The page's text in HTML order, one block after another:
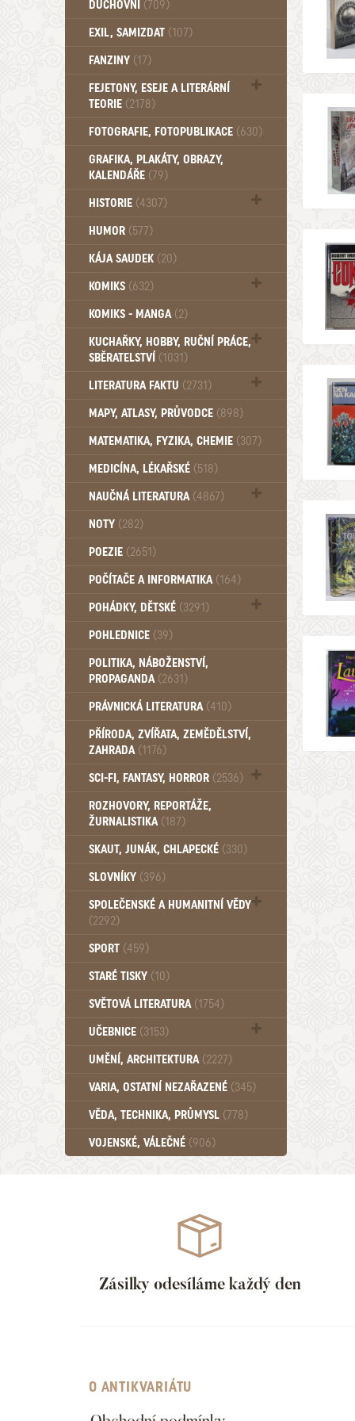
DUCHOVNÍ (709)
Okultismus (110)
EXIL, SAMIZDAT (107)
FANZINY (17)
FEJETONY, ESEJE A LITERÁRNÍ
TEORIE (2178)
Citáty, aforismy, snáře, přísloví,
FOTOGRAFIE, FOTOPUBLIKACE (630)
GRAFIKA, PLAKÁTY, OBRAZY,
KALENDÁŘE (79)
HISTORIE (4307)
Mytologie, Mýty, Báje, Pověsti (203)
HUMOR (577)
KÁJA SAUDEK (20)
KOMIKS (632)
Komiks - Čtyřlístek (234)
KOMIKS - MANGA (2)
KUCHAŘKY, HOBBY, RUČNÍ PRÁCE,
SBĚRATELSTVÍ (1031)
Dům a byt (102)
LITERATURA FAKTU (2731)
Katalogy (503)
MAPY, ATLASY, PRŮVODCE (898)
MATEMATIKA, FYZIKA, CHEMIE (307)
MEDICÍNA, LÉKAŘSKÉ (518)
NAUČNÁ LITERATURA (4867)
Zdraví a zdraví životní styl (510)
NOTY (282)
POEZIE (2651)
POČÍTAČE A INFORMATIKA (164)
POHÁDKY, DĚTSKÉ (3291)
Pro děti a mládež (2887)
Pohádky, Dětské - Od roku 1949 (257)
POHLEDNICE (39)
POLITIKA, NÁBOŽENSTVÍ,
PROPAGANDA (2631)
PRÁVNICKÁ LITERATURA (410)
PŘÍRODA, ZVÍŘATA, ZEMĚDĚLSTVÍ,
ZAHRADA (1176)
SCI-FI, FANTASY, HORROR (2536)
UFO (14)
ROZHOVORY, REPORTÁŽE,
ŽURNALISTIKA (187)
SKAUT, JUNÁK, CHLAPECKÉ (330)
SLOVNÍKY (396)
SPOLEČENSKÉ A HUMANITNÍ VĚDY
(2292)
Pedagogika (191)
Psychologie a osobní rozvoj (761)
SPORT (459)
STARÉ TISKY (10)
SVĚTOVÁ LITERATURA (1754)
UČEBNICE (3153)
Učebnice - Jazykové (1297)
Učebnice - VŠ (259)
Učebnice - ZŠ (556)
Učebnice - Ostatní (499)
UMĚNÍ, ARCHITEKTURA (2227)
VARIA, OSTATNÍ NEZAŘAZENÉ (345)
VĚDA, TECHNIKA, PRŮMYSL (778)
VOJENSKÉ, VÁLEČNÉ (906)
Zásilky odesíláme každý den
O ANTIKVARIÁTU